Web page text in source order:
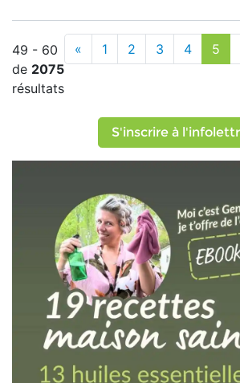
49 - 60
de 2075
résultats
« 1 2 3 4 5
S'inscrire à